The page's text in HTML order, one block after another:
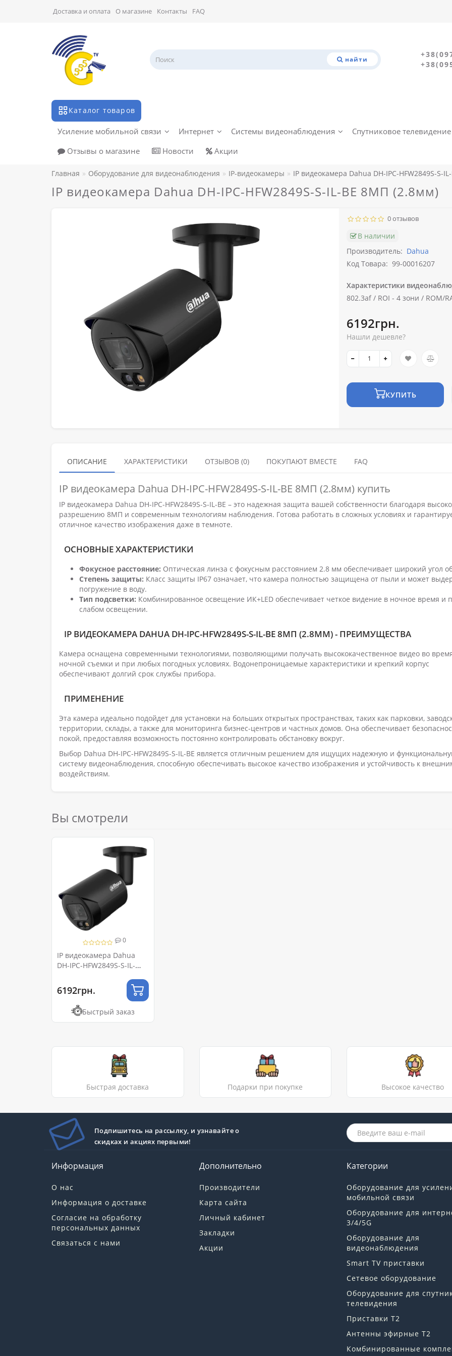
Доставка и оплата О магазине Контакты FAQ
найти
Каталог товаров
Усиление мобильной связи Интернет Системы видеонаблюдения Спутниковое телевидение
Отзывы о магазине
Новости Акции
Главная Оборудование для видеонаблюдения IP-видеокамеры IP видеокамера Dahua DH-IPC-HFW2849S-S-
IP видеокамера Dahua DH-IPC-HFW2849S-S-IL-BE 8МП (2.8мм)
0 отзывов
В наличии
Производитель: Dahua
Код Товара: 99-00016207
Характеристики
802.3af / ROI - 4 зони / ROM/
6192грн.
Нашли дешевле?
КУПИТЬ
ОПИСАНИЕ ХАРАКТЕРИСТИКИ ОТЗЫВОВ (0) ПОКУПАЮТ ВМЕСТЕ FAQ
IP видеокамера Dahua DH-IPC-HFW2849S-S-IL-BE 8МП (2.8мм) купить
IP видеокамера Dahua DH-IPC-HFW2849S-S-IL-BE – это надежная защита вашей собственности благодаря
разрешению 8МП и современным технологиям наблюдения. Готова работать в сложных условиях и
отличное качество изображения даже в темноте.
ОСНОВНЫЕ ХАРАКТЕРИСТИКИ
Фокусное расстояние: Оптическая линза с фокусным расстоянием 2.8 мм обеспечивает широкий угол
Степень защиты: Класс защиты IP67 означает, что камера полностью защищена от пыли и может
погружение в воду.
Тип подсветки: Комбинированное освещение ИК+LED обеспечивает четкое видение в ночное время и
слабом освещении.
IP ВИДЕОКАМЕРА DAHUA DH-IPC-HFW2849S-S-IL-BE 8МП (2.8ММ) - ПРЕИМУЩЕСТВА
Камера оснащена современными технологиями, позволяющими получать высококачественное видео во
ночной съемки и при любых погодных условиях. Водонепроницаемые характеристики и крепкий корпус
обеспечивают долгий срок службы прибора.
ПРИМЕНЕНИЕ
Эта камера идеально подойдет для установки на больших открытых пространствах, таких как парковки,
территории, склады, а также для мониторинга бизнес-центров и частных домов. Она обеспечивает
покой, предоставляя возможность постоянно контролировать обстановку вокруг.
Выбор Dahua DH-IPC-HFW2849S-S-IL-BE является отличным решением для ищущих надежную и
систему видеонаблюдения, способную обеспечивать высокое качество изображения и устойчивость к
воздействиям.
Вы смотрели
0
IP видеокамера Dahua
DH-IPC-HFW2849S-S-IL-
6192грн.
Быстрый заказ
Быстрая доставка Подарки при покупке Высокое качество
Подпишитесь на рассылку, и узнавайте о
скидках и акциях первыми!
Информация
О нас
Информация о доставке
Согласие на обработку
персональных данных
Связаться с нами
Дополнительно
Производители
Карта сайта
Личный кабинет
Закладки
Акции
Категории
Оборудование для
мобильной связи
Оборудование для
3/4/5G
Оборудование для
видеонаблюдения
Smart TV приставки
Сетевое оборудование
Оборудование для
телевидения
Приставки Т2
Антенны эфирные Т2
Комбинированные